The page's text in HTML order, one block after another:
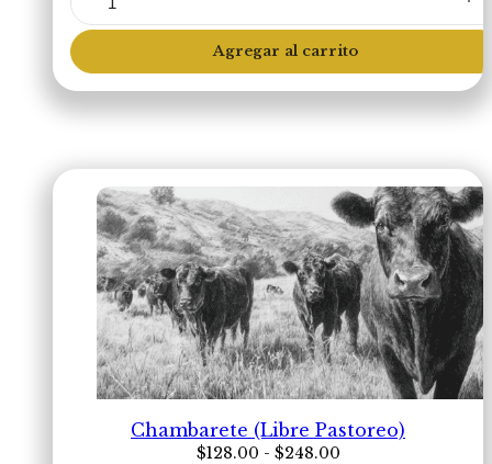
Cecina
(Libre
Pastoreo)
cantidad
Agregar al carrito
Chambarete (Libre Pastoreo)
$128.00 - $248.00Rango